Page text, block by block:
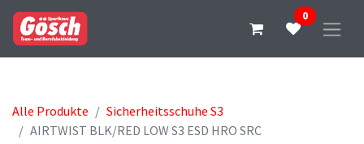
0
Alle Produkte
Sicherheitsschuhe S3
AIRTWIST BLK/RED LOW S3 ESD HRO SRC